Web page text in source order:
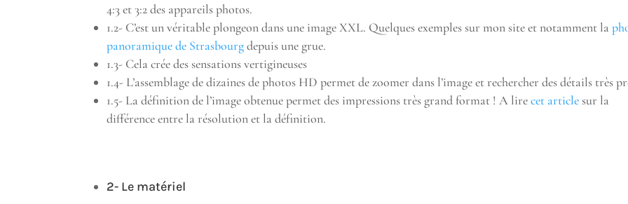
4:3 et 3:2 des appareils photos.
1.2- C’est un véritable plongeon dans une image XXL. Quelques exemples sur mon site et notamment la
panoramique de Strasbourgdepuis une grue.
1.3- Cela crée des sensations vertigineuses
1.4- L’assemblage de dizaines de photos HD permet de zoomer dans l’image et rechercher des détails très
1.5- La définition de l’image obtenue permet des impressions très grand format ! A lirecet articlesur la
différence entre la résolution et la définition.
2- Le matériel